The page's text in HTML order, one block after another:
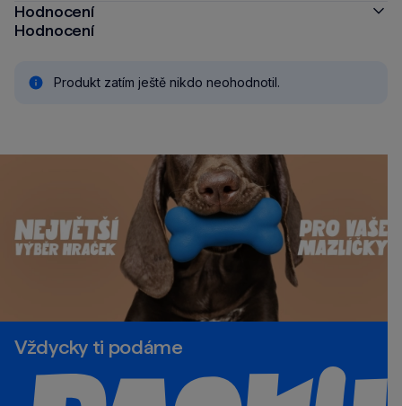
Hodnocení
Hodnocení
Produkt zatím ještě nikdo neohodnotil.
Vždycky ti podáme